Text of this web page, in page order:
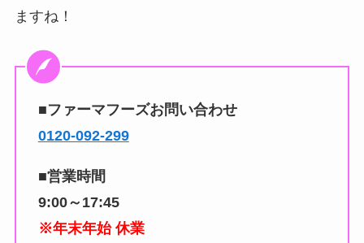
ますね！
■ファーマフーズお問い合わせ
0120-092-299
■営業時間
9:00～17:45
※年末年始 休業